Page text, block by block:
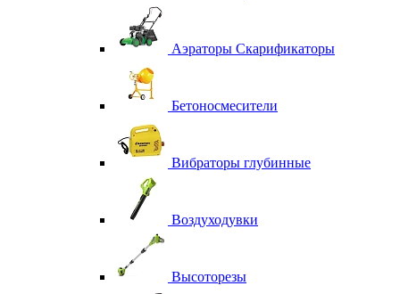
Аэраторы Скарификаторы
Бетоносмесители
Вибраторы глубинные
Воздуходувки
Высоторезы